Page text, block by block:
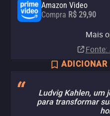
Amazon Video
Compra R$ 29,90
R$ 29,90
Mais
Fonte:
Ludvig Kahlen, um
para transformar